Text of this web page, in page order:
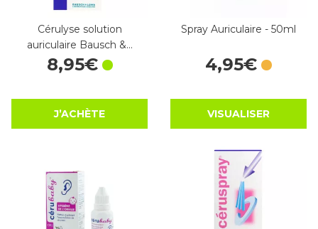
Cérulyse solution
auriculaire Bausch &…
8,95€
J’ACHÈTE
Spray Auriculaire - 50ml
4,95€
VISUALISER